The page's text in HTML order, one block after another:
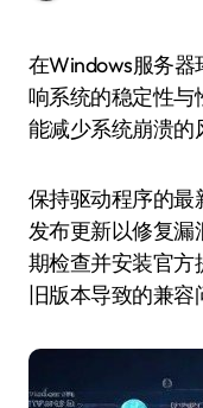
在Windows服务器环境中，驱动程序的管理直接影
响系统的稳定性与
能减少系统崩溃的
保持驱动程序的最
发布更新以修复漏
期检查并安装官方
旧版本导致的兼容